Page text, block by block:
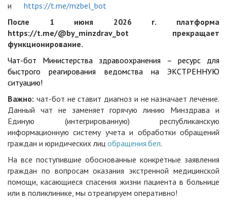
и https://t.me/mzbel_bot
После 1 июня 2026 г. платформа
https://t.me/@by_minzdrav_bot прекращает
функционирование.
Чат-бот Министерства здравоохранения – ресурс для
быстрого реагирования ведомства на ЭКСТРЕННУЮ
ситуацию!
Важно: чат-бот не ставит диагноз и не назначает лечение.
Данный чат не заменяет горячую линию Минздрава и
Единую (интегрированную) республиканскую
информационную систему учета и обработки обращений
граждан и юридических лиц обращения.бел.
На все поступившие обоснованные конкретные заявления
граждан по вопросам оказания экстренной медицинской
помощи, касающиеся спасения жизни пациента в больнице
или в поликлинике, мы отреагируем оперативно!